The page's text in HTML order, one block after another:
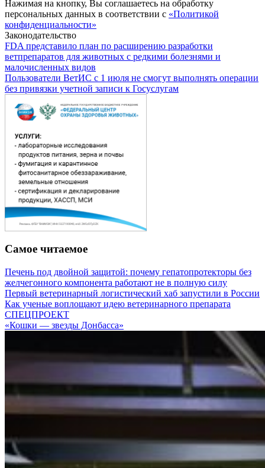
Нажимая на кнопку, Вы соглашаетесь на обработку
персональных данных в соответствии с «Политикой
конфиденциальности»
Законодательство
FDA представило план по расширению разработки
ветпрепаратов для животных с редкими болезнями и
малочисленных видов
Пользователи ВетИС с 1 июля не смогут выполнять операции
без привязки учетной записи к Госуслугам
Самое читаемое
Печень под двойной защитой: почему гепатопротекторы без
желчегонного компонента работают не в полную силу
Первый ветеринарный логистический хаб запустили в России
Как ученые воплощают идею ветеринарного препарата
СПЕЦПРОЕКТ
«Кошки — звезды Донбасса»